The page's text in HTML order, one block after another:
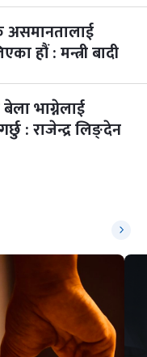
हौं : मन्त्री बादी
भाग्नेलाई
: राजेन्द्र लिङ्देन